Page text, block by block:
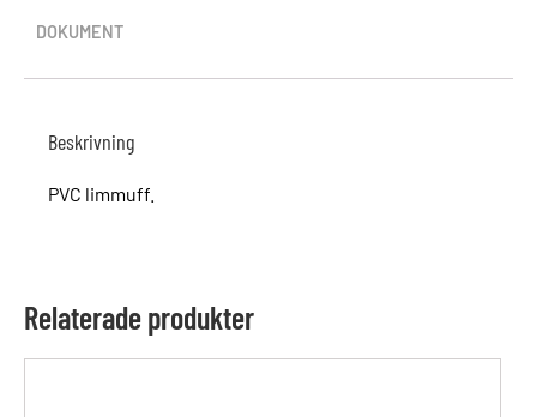
DOKUMENT
Beskrivning
PVC limmuff.
Relaterade produkter